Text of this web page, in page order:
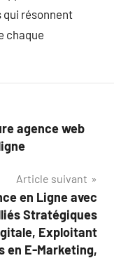
qui résonnent
chaque
agence web
Article suivant
en Ligne avec
Stratégiques
Exploitant
en E-Marketing,